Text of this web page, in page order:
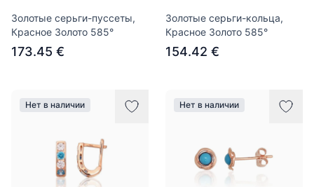
Золотые серьги-пуссеты,
Красное Золото 585°
173.45 €
Золотые серьги-кольца,
Красное Золото 585°
154.42 €
Нет в наличии Нет в наличии